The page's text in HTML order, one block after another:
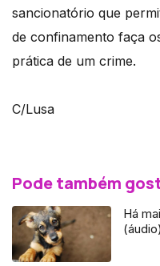
sancionatório que
de confinamento faça
prática de um crime.
C/Lusa
Pode também
Há
(áudio)